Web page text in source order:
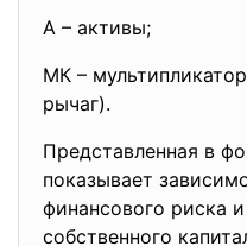
А – активы;
МК –
рычаг).
Представленная в
показывает
финансового риска
собственного